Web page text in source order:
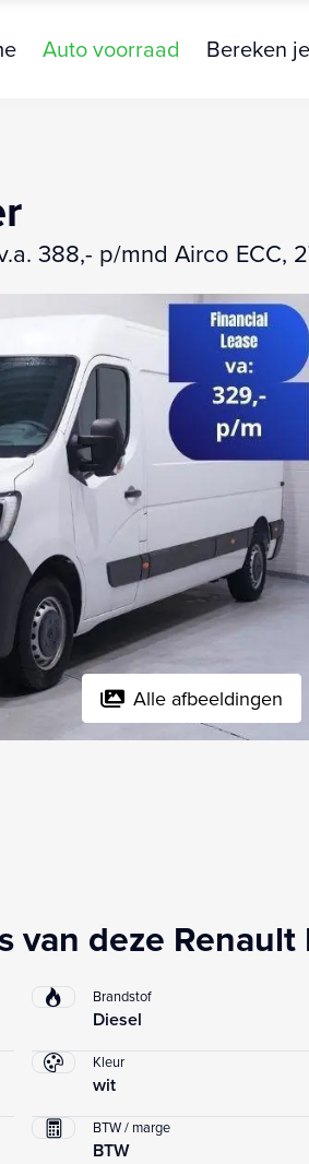
Auto voorraad Bereken
388,- p/mnd Airco ECC,
Alle afbeeldingen
van deze Renault
Brandstof
Diesel
Kleur
wit
BTW / marge
BTW